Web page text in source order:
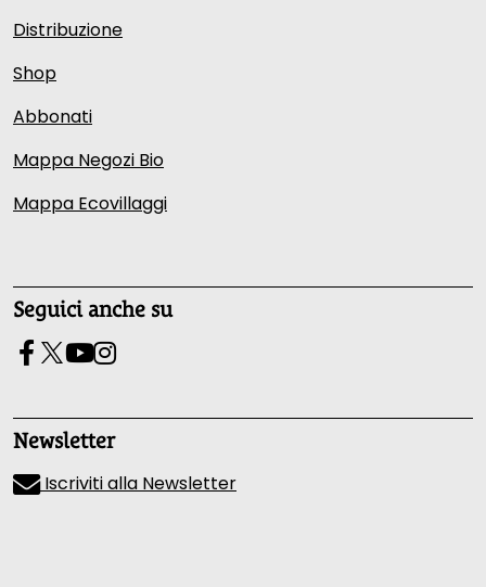
Distribuzione
Shop
Abbonati
Mappa Negozi Bio
Mappa Ecovillaggi
Seguici anche su
Newsletter
Iscriviti alla Newsletter